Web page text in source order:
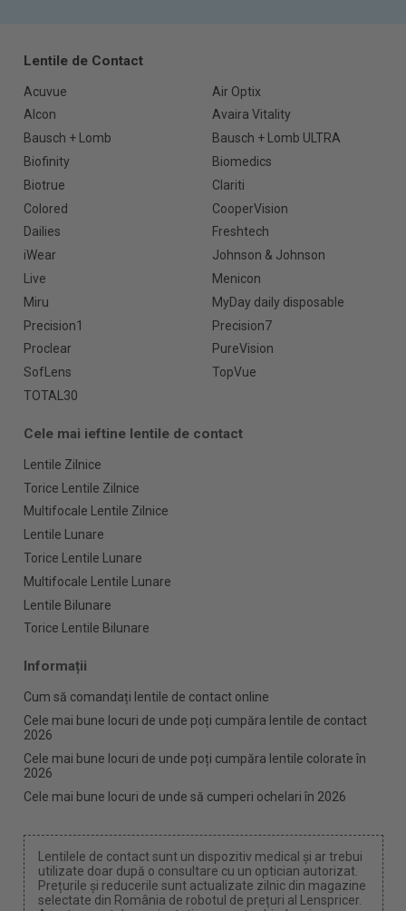
Lentile de Contact
Acuvue
Air Optix
Alcon
Avaira Vitality
Bausch + Lomb
Bausch + Lomb ULTRA
Biofinity
Biomedics
Biotrue
Clariti
Colored
CooperVision
Dailies
Freshtech
iWear
Johnson & Johnson
Live
Menicon
Miru
MyDay daily disposable
Precision1
Precision7
Proclear
PureVision
SofLens
TopVue
TOTAL30
Cele mai ieftine lentile de contact
Lentile Zilnice
Torice Lentile Zilnice
Multifocale Lentile Zilnice
Lentile Lunare
Torice Lentile Lunare
Multifocale Lentile Lunare
Lentile Bilunare
Torice Lentile Bilunare
Informații
Cum să comandați lentile de contact online
Cele mai bune locuri de unde poți cumpăra lentile de contact
2026
Cele mai bune locuri de unde poți cumpăra lentile colorate în
2026
Cele mai bune locuri de unde să cumperi ochelari în 2026
Lentilele de contact sunt un dispozitiv medical și ar trebui
utilizate doar după o consultare cu un optician autorizat.
Prețurile și reducerile sunt actualizate zilnic din magazine
selectate din România de robotul de prețuri al Lenspricer.